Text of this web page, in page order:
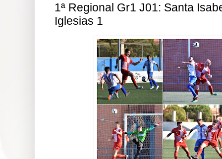
1ª Regional Gr1 J01: Santa
Iglesias 1